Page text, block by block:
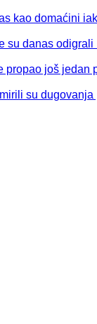
kao domaćini
su danas
propao još
su